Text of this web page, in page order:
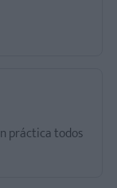
práctica todos